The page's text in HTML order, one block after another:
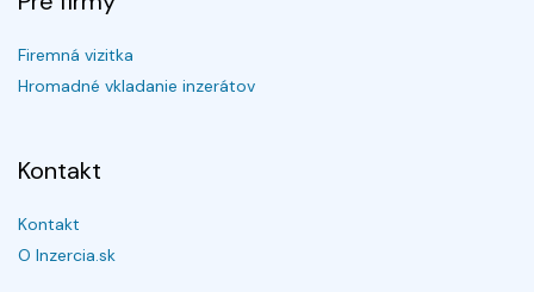
Firemná vizitka
Hromadné vkladanie inzerátov
Kontakt
Kontakt
O Inzercia.sk